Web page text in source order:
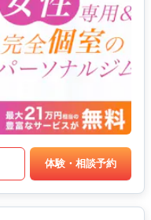
体験・相談予約